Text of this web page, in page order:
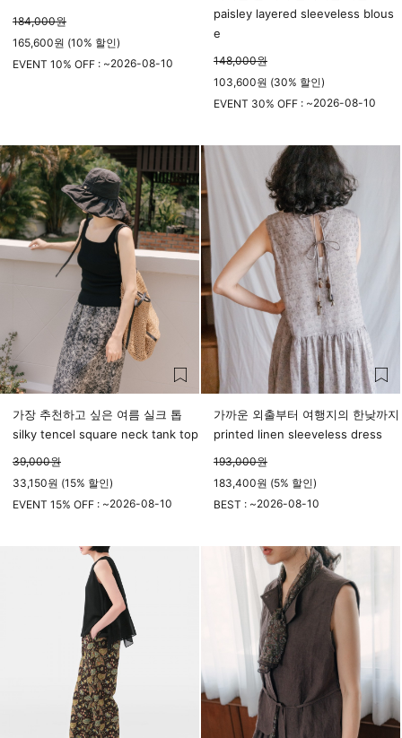
184,000원
165,600원 (10% 할인)
EVENT 10% OFF : ~2026-08-10
paisley layered sleeveless blous
e
148,000원
103,600원 (30% 할인)
EVENT 30% OFF : ~2026-08-10
가장 추천하고 싶은 여름 실크 톱
silky tencel square neck tank top
39,000원
33,150원 (15% 할인)
EVENT 15% OFF : ~2026-08-10
가까운 외출부터 여행지의 한낮까지
printed linen sleeveless dress
193,000원
183,400원 (5% 할인)
BEST : ~2026-08-10